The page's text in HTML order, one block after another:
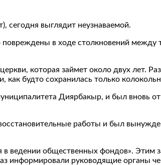
сегодня выглядит неузнаваемой.
повреждены в ходе столкновений между
которая займет около двух лет.
будто сохранилась только
Диярбакыр, и был вновь
работы и был
в ведении общественных фондов».
информировали руководящие органы